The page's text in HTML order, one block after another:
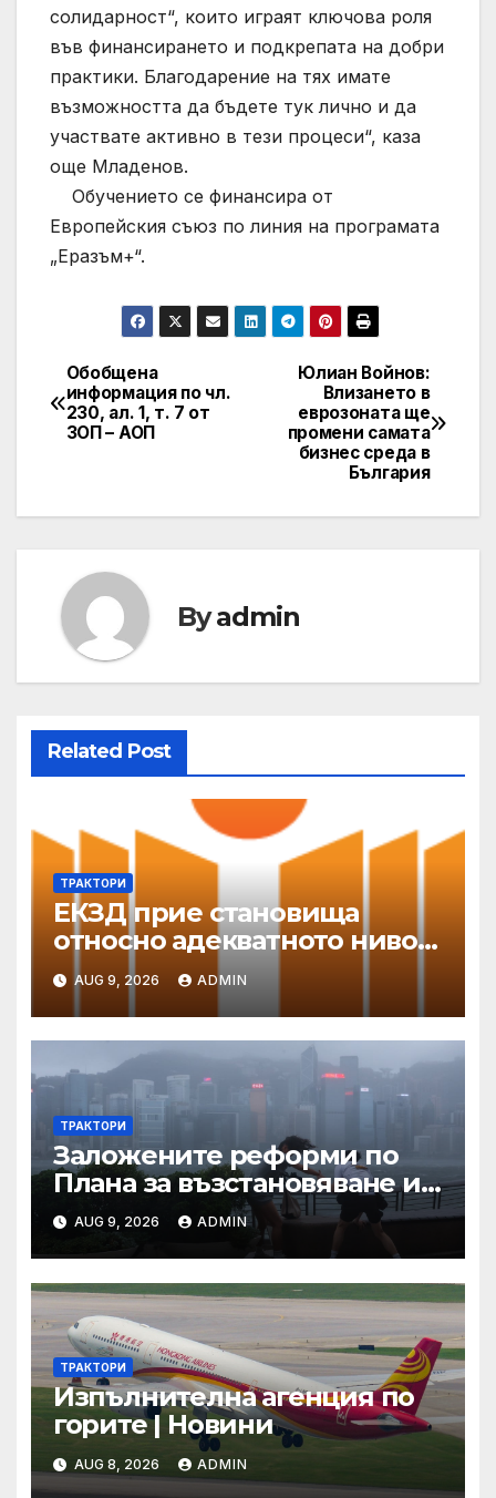
солидарност“, които играят ключова роля
във финансирането и подкрепата на добри
практики. Благодарение на тях имате
възможността да бъдете тук лично и да
участвате активно в тези процеси“, каза
още Младенов.
Обучението се финансира от
Европейския съюз по линия на програмата
„Еразъм+“.
Post
navigation
Юлиан Войнов:
Влизането в
еврозоната ще
промени самата
бизнес среда в
България
Обобщена
информация по чл.
230, ал. 1, т. 7 от
ЗОП – АОП
Byadmin
Related Post
ТРАКТОРИ
ЕКЗД прие становища
относно адекватното ниво
на защита
AUG 9, 2026 ADMIN
ТРАКТОРИ
Заложените реформи по
Плана за възстановяване и
устойчивост в част
енергетика са
неизпълними
AUG 9, 2026 ADMIN
ТРАКТОРИ
Изпълнителна агенция по
горите | Новини
AUG 8, 2026 ADMIN